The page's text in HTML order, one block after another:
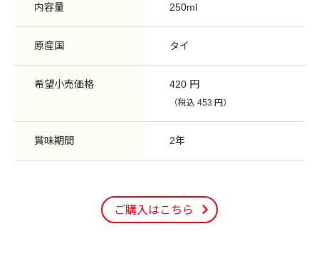
内容量 250ml
原産国 タイ
希望小売価格 420 円
（税込 453 円）
賞味期間 2年
ご購入はこちら